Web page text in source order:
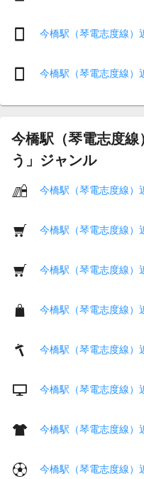
今橋駅（琴電志度線）
今橋駅（琴電志度線）
今橋駅（琴電志度
う」ジャンル
今橋駅（琴電志度線）
今橋駅（琴電志度線）
今橋駅（琴電志度線）
今橋駅（琴電志度線）
今橋駅（琴電志度線）
今橋駅（琴電志度線）
今橋駅（琴電志度線）
今橋駅（琴電志度線）